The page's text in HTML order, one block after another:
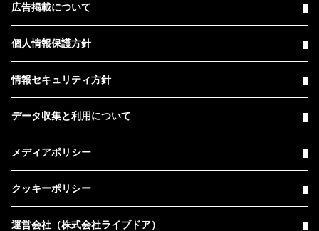
広告掲載について
個人情報保護方針
情報セキュリティ方針
データ収集と利用について
メディアポリシー
クッキーポリシー
運営会社（株式会社ライブドア）